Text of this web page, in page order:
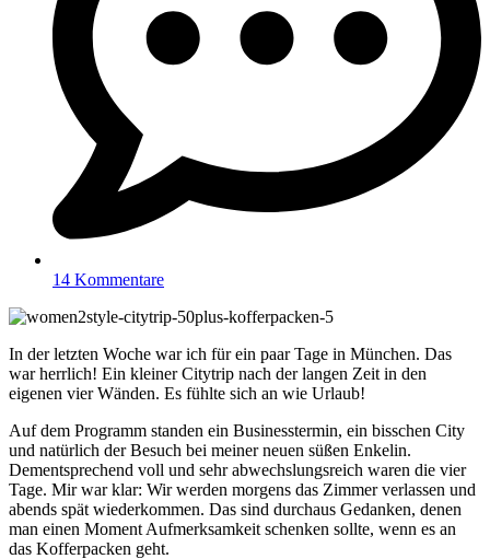
14 Kommentare
In der letzten Woche war ich für ein paar Tage in München. Das
war herrlich! Ein kleiner Citytrip nach der langen Zeit in den
eigenen vier Wänden. Es fühlte sich an wie Urlaub!
Auf dem Programm standen ein Businesstermin, ein bisschen City
und natürlich der Besuch bei meiner neuen süßen Enkelin.
Dementsprechend voll und sehr abwechslungsreich waren die vier
Tage. Mir war klar: Wir werden morgens das Zimmer verlassen und
abends spät wiederkommen. Das sind durchaus Gedanken, denen
man einen Moment Aufmerksamkeit schenken sollte, wenn es an
das Kofferpacken geht.